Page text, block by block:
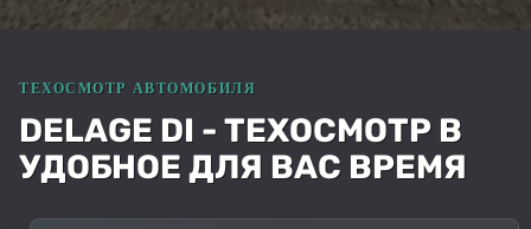
DELAGE DI - ТЕХОСМОТР В
УДОБНОЕ ДЛЯ ВАС ВРЕМЯ